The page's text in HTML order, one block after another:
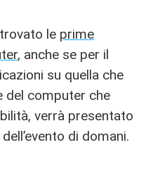
le prime
, anche se per il
su quella che
del computer che
verrà presentato
di domani.